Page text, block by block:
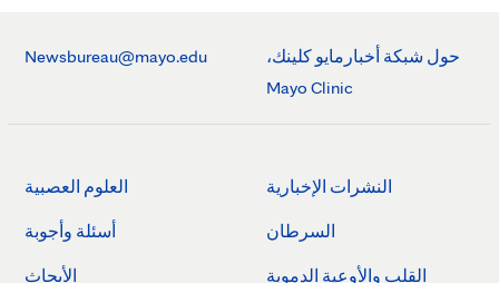
حول شبكة أخبارمايو كلينك،
Mayo Clinic
Newsbureau@mayo.edu
النشرات الإخبارية
السرطان
القلب والأوعية الدموية
العلوم العصبية
أسئلة وأجوبة
الأبحاث